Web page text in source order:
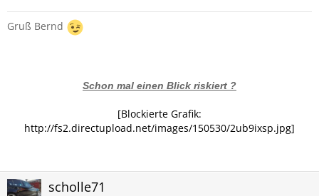
Gruß Bernd
Schon mal einen Blick riskiert ?
[Blockierte Grafik:
http://fs2.directupload.net/images/150530/2ub9ixsp.jpg]
scholle71